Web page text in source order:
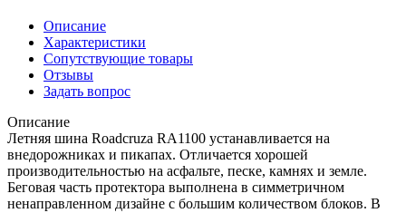
Описание
Характеристики
Сопутствующие товары
Отзывы
Задать вопрос
Описание
Летняя шина Roadcruza RA1100 устанавливается на
внедорожниках и пикапах. Отличается хорошей
производительностью на асфальте, песке, камнях и земле.
Беговая часть протектора выполнена в симметричном
ненаправленном дизайне с большим количеством блоков. В